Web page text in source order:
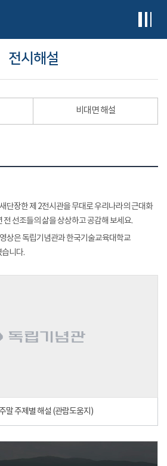
전시해설
비대면 해설
단장한 제 2전시관을 무대로 우리나라의 근대화
전 선조들의 삶을 상상하고 공감해 보세요.
상은 독립기념관과 한국기술교육대학교
니다.
말 주제별 해설 (관람도움지)